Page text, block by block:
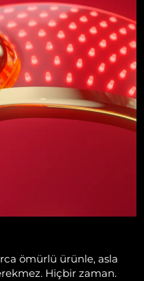
ömürlü ürünle, asla
Hiçbir zaman.